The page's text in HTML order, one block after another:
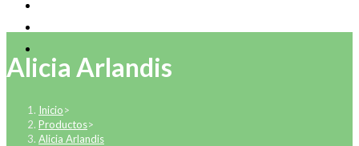
Alicia Arlandis
Inicio>
Productos>
Alicia Arlandis